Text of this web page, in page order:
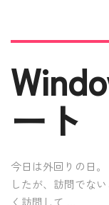
ート
今日は外回りの日
したが、訪問でな
く訪問して …